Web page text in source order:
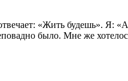
«Жить будешь». Я:
было. Мне же